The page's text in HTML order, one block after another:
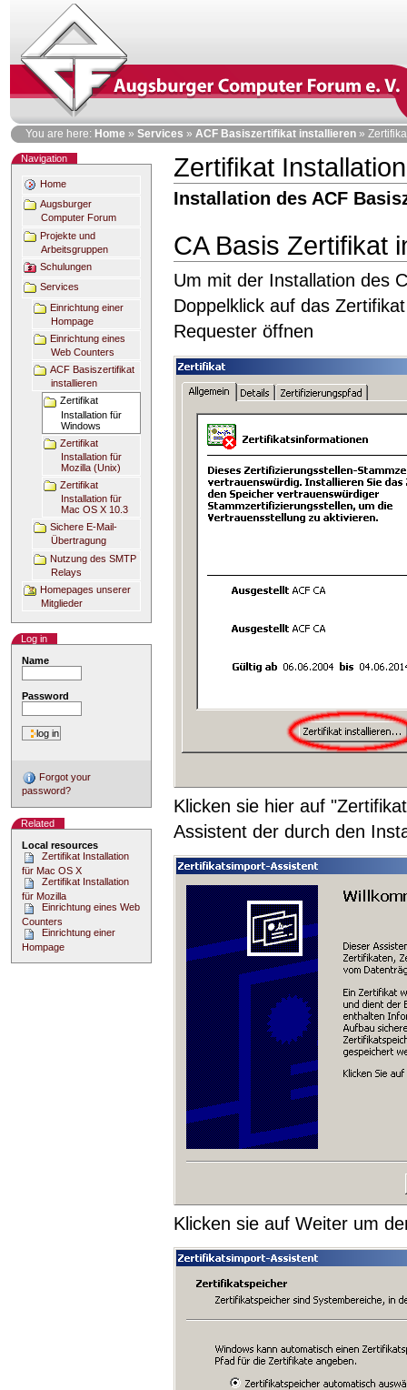
Personal
tools
You are here: Home » Services » ACF Basiszertifikat installieren »
Navigation
Home
Augsburger
Computer Forum
Projekte und
Arbeitsgruppen
Schulungen
Services
Einrichtung einer
Hompage
Einrichtung eines
Web Counters
ACF Basiszertifikat
installieren
Zertifikat
Installation für
Windows
Zertifikat
Installation für
Mozilla (Unix)
Zertifikat
Installation für
Mac OS X 10.3
Sichere E-Mail-
Übertragung
Nutzung des SMTP
Relays
Homepages unserer
Mitglieder
Log in
Name
Password
Forgot your
password?
Related
Local resources
Zertifikat Installation
für Mac OS X
Zertifikat Installation
für Mozilla
Einrichtung eines Web
Counters
Einrichtung einer
Hompage
Zertifikat
Document
Actions
Installation des ACF
CA Basis Zertifikat
Um mit der Installation des
Doppelklick auf das
Requester öffnen
Klicken sie hier auf
Assistent der durch den
Klicken sie auf Weiter um